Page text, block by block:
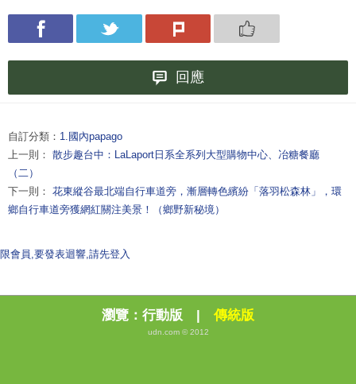
回應
自訂分類： 1.國內papago
上一則： 散步趣台中：LaLaport日系全系列大型購物中心、冶糖餐廳
（二）
下一則： 花東縱谷最北端自行車道旁，漸層轉色繽紛「落羽松森林」，環
鄉自行車道旁獲網紅關注美景！（鄉野新秘境）
限會員,要發表迴響,請先登入
瀏覽： 行動版 | 傳統版
udn.com © 2012